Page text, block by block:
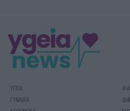
ΥΓΕΙΑ
ΓΥΝΑΙΚΑ